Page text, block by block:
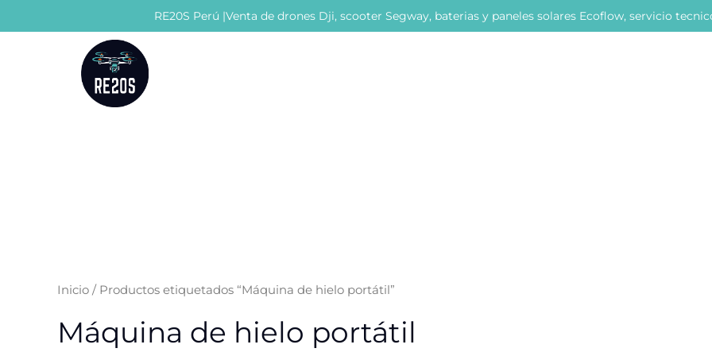
al
RE20S Perú |Venta de drones Dji, scooter Segway, baterias y paneles solares Ecoflow, servicio
Inicio / Productos etiquetados “Máquina de hielo portátil”
Máquina de hielo portátil